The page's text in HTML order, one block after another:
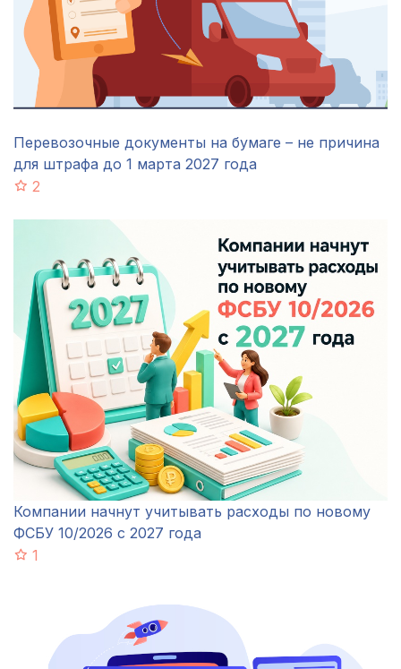
Перевозочные документы на бумаге – не причина
для штрафа до 1 марта 2027 года
2
Компании начнут учитывать расходы по новому
ФСБУ 10/2026 с 2027 года
1